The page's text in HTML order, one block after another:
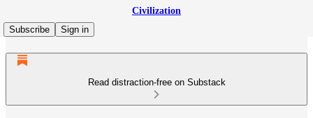
Civilization
Subscribe
Sign in
Read distraction-free on Substack